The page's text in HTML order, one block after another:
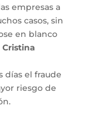
empresas a
casos, sin
en blanco
Cristina
días el fraude
riesgo de